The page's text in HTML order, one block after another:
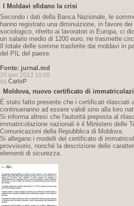
I Moldavi sfidano la crisi
Secondo i dati della Banca Nazionale, le
hanno registrato una diminuizione, in favore
sociologico, riferito ai lavoratori in Europa, ci
un salario medio di 1200 euro, ne trasmette
Il totale delle somme trasferite dai moldavi in
del PIL del paese.
Fonte: jurnal.md
20 gen 2013 10:08
da CarloP
Moldova, nuovo certificato di
È stato fatto presente che i certificati rilasciati
continueranno ad essere validi sino alla loro
Si informa altresì che l'autorità preposta al
immatricolazione nazionali è il Ministero delle
Comunicazioni della Repubblica di Moldova.
Si allegano i modelli del certificato di
provvisorio, nonché la descrizione delle
elementi di sicurezza.